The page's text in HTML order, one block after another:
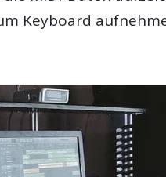
Keyboard